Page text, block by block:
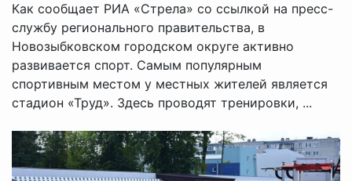
Как сообщает РИА «Стрела» со ссылкой на пресс-
службу регионального правительства, в
Новозыбковском городском округе активно
развивается спорт. Самым популярным
спортивным местом у местных жителей является
стадион «Труд». Здесь проводят тренировки, ...